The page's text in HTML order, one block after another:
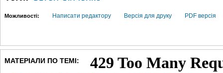
Можливості: Написати редактору Версія для друку PDF версія
МАТЕРІАЛИ ПО ТЕМІ: